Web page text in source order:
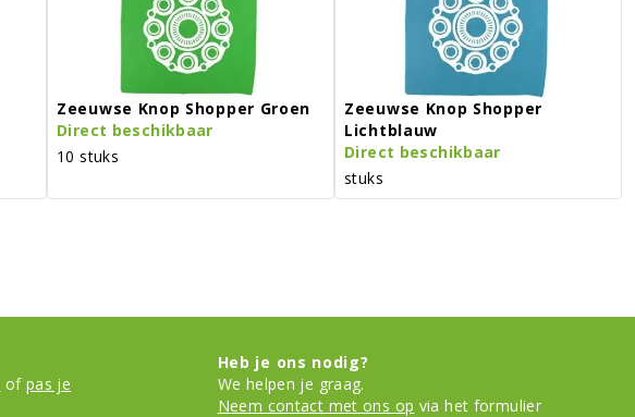
Zeeuwse Knop Shopper Groen
Direct beschikbaar
10 stuks
Zeeuwse Knop Shopper
Lichtblauw
Direct beschikbaar
stuks
of pas je
Heb je ons nodig?
We helpen je graag.
Neem contact met ons op via het formulier